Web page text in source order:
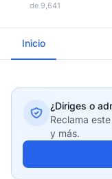
de 9,641
Inicio
¿Diriges o
Reclama
y más.